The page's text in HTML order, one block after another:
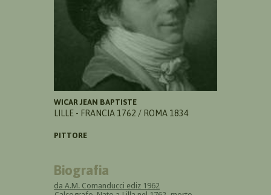
WICAR JEAN BAPTISTE
LILLE - FRANCIA 1762 / ROMA 1834
PITTORE
Biografia
da A.M. Comanducci ediz 1962